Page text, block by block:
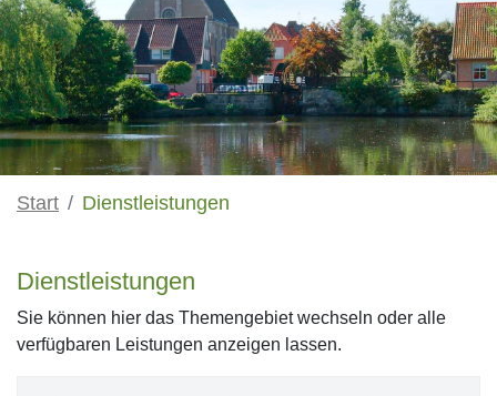
Start Dienstleistungen
Dienstleistungen
Sie können hier das Themengebiet wechseln oder alle
verfügbaren Leistungen anzeigen lassen.